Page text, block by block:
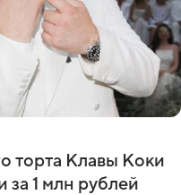
торта Клавы Коки
1 млн рублей